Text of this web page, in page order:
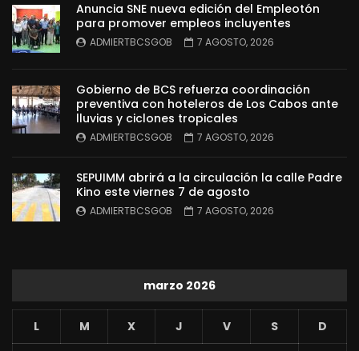
Anuncia SNE nueva edición del Empleotón
para promover empleos incluyentes
ADMIERTBCSGOB 7 AGOSTO, 2026
Gobierno de BCS refuerza coordinación
preventiva con hoteleros de Los Cabos ante
lluvias y ciclones tropicales
ADMIERTBCSGOB 7 AGOSTO, 2026
SEPUIMM abrirá a la circulación la calle Padre
Kino este viernes 7 de agosto
ADMIERTBCSGOB 7 AGOSTO, 2026
marzo 2026
L M X J V S D